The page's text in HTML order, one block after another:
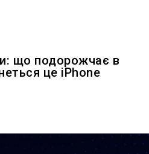
що подорожчає в
це iPhone